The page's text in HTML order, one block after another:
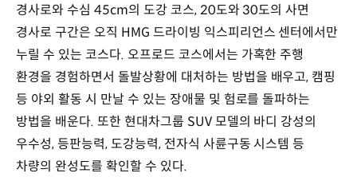
경사로와 수심 45cm의 도강 코스, 20도와 30도의 사면
경사로 구간은 오직 HMG 드라이빙 익스피리언스 센터에서만
누릴 수 있는 코스다. 오프로드 코스에서는 가혹한 주행
환경을 경험하면서 돌발상황에 대처하는 방법을 배우고, 캠핑
등 야외 활동 시 만날 수 있는 장애물 및 험로를 돌파하는
방법을 배운다. 또한 현대차그룹 SUV 모델의 바디 강성의
우수성, 등판능력, 도강능력, 전자식 사륜구동 시스템 등
차량의 완성도를 확인할 수 있다.